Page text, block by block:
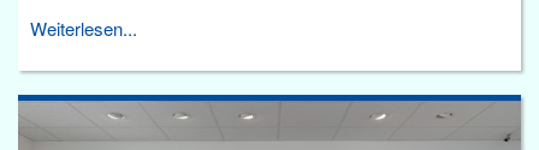
Weiterlesen...